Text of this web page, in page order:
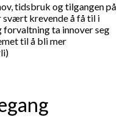
tidsbruk og tilgangen på
svært krevende å få til i
ta innover seg
til å bli mer